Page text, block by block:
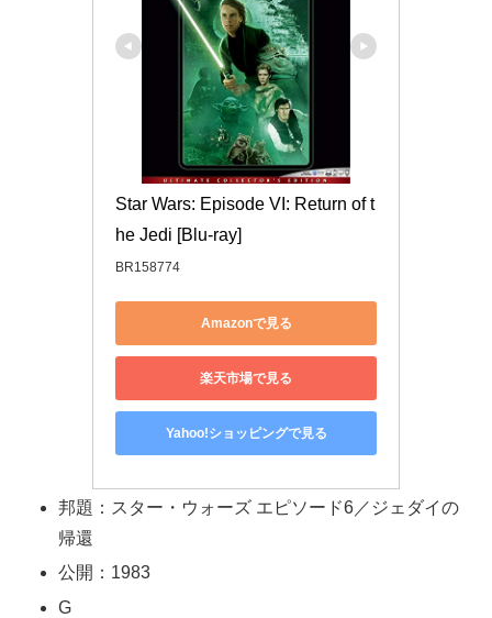
Star Wars: Episode VI: Return of t
he Jedi [Blu-ray]
BR158774
Amazonで見る
楽天市場で見る
Yahoo!ショッピングで見る
邦題：スター・ウォーズ エピソード6／ジェダイの
帰還
公開：1983
G